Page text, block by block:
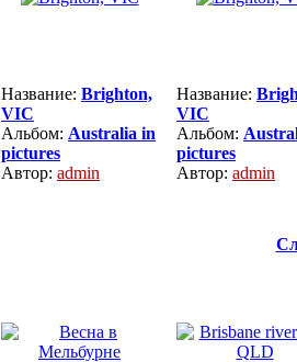
Название: Brighton,
VIC
Альбом: Australia in
pictures
Автор: admin
Название:
VIC
Альбом:
pictures
Автор: admin